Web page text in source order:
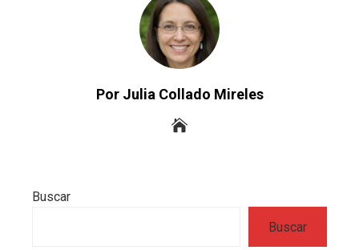
Por Julia Collado Mireles
Buscar
Buscar